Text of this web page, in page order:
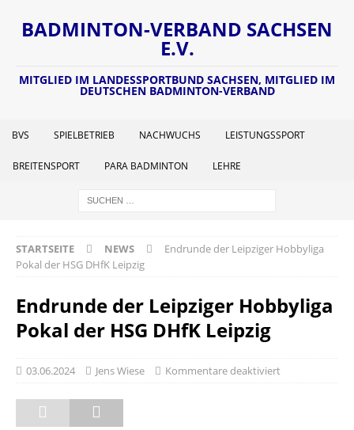
BADMINTON-VERBAND SACHSEN
E.V.
MITGLIED IM LANDESSPORTBUND SACHSEN, MITGLIED IM
DEUTSCHEN BADMINTON-VERBAND
BVS SPIELBETRIEB NACHWUCHS LEISTUNGSSPORT
BREITENSPORT PARA BADMINTON LEHRE
STARTSEITE NEWS
Endrunde der Leipziger Hobbyliga
Pokal der HSG DHfK Leipzig
Endrunde der Leipziger Hobbyliga
Pokal der HSG DHfK Leipzig
03.06.2024 Jens Wiese Kommentare deaktiviert